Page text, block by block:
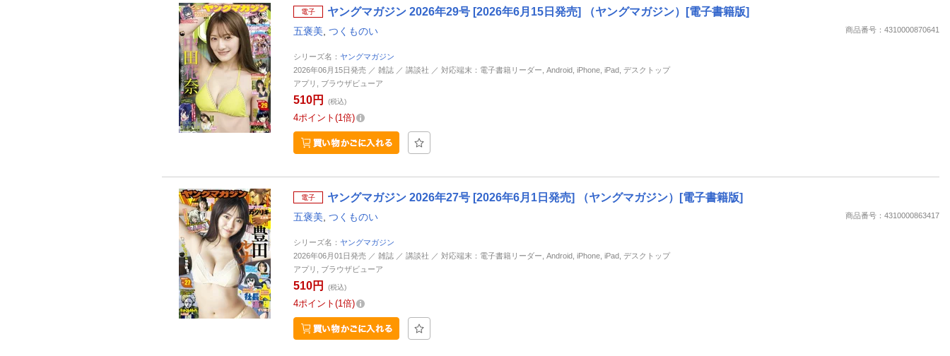
電子 ヤングマガジン 2026年29号 [2026年6月15日発売] （ヤングマガジン）[電子書籍版]
五褒美 つくものい 商品番号：4310000870641
シリーズ名： ヤングマガジン
2026年06月15日発売 ／ 雑誌 ／ 講談社 ／ 対応端末：電子書籍リーダー, Android, iPhone, iPad, デスクトップ
アプリ, ブラウザビューア
510円 (税込)
4ポイント 1倍
電子 ヤングマガジン 2026年27号 [2026年6月1日発売] （ヤングマガジン）[電子書籍版]
五褒美 つくものい 商品番号：4310000863417
シリーズ名： ヤングマガジン
2026年06月01日発売 ／ 雑誌 ／ 講談社 ／ 対応端末：電子書籍リーダー, Android, iPhone, iPad, デスクトップ
アプリ, ブラウザビューア
510円 (税込)
4ポイント 1倍